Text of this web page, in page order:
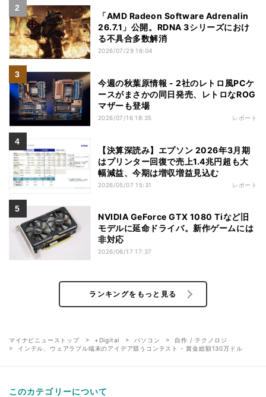
「AMD Radeon Software Adrenalin
26.7.1」公開。RDNA 3シリーズにおけ
る不具合多数解消
2026/07/29 16:04
今週の秋葉原情報 - 2社のレトロ風PCケ
ースがまさかの同日発売、レトロなROG
マザーも登場
2026/07/16 18:35 レポート
【決算深読み】エプソン 2026年3月期
はプリンター回復で売上1.4兆円超も大
幅減益、今期は増収増益見込む
2026/05/07 15:31 レポート
NVIDIA GeForce GTX 1080 Tiなど旧
モデルに延命ドライバ。新作ゲームには
非対応
2026/06/17 17:37
ランキングをもっと見る
マイナビニューストップ +Digital パソコン
自作 / テクノロジ
インテル、ウェアラブル端末のアイデア競うコンテスト - 賞金総額130万ドル
このカテゴリーについて